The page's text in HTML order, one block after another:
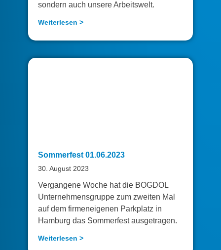
sondern auch unsere Arbeitswelt.
Weiterlesen >
Sommerfest 01.06.2023
30. August 2023
Vergangene Woche hat die BOGDOL
Unternehmensgruppe zum zweiten Mal
auf dem firmeneigenen Parkplatz in
Hamburg das Sommerfest ausgetragen.
Weiterlesen >